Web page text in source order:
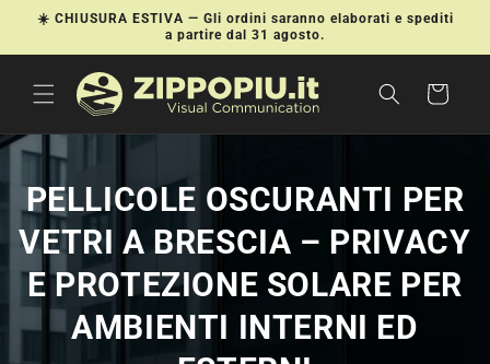
direttamente
☀️ CHIUSURA ESTIVA — Gli ordini saranno elaborati e spediti
a partire dal 31 agosto.
Carrello
PELLICOLE OSCURANTI PER
VETRI A BRESCIA – PRIVACY
E PROTEZIONE SOLARE PER
AMBIENTI INTERNI ED